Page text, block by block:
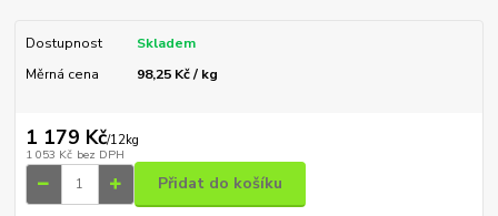
Dostupnost
Skladem
Měrná cena
98,25 Kč / kg
1 179 Kč/12kg
1 053 Kč bez DPH
Přidat do košíku